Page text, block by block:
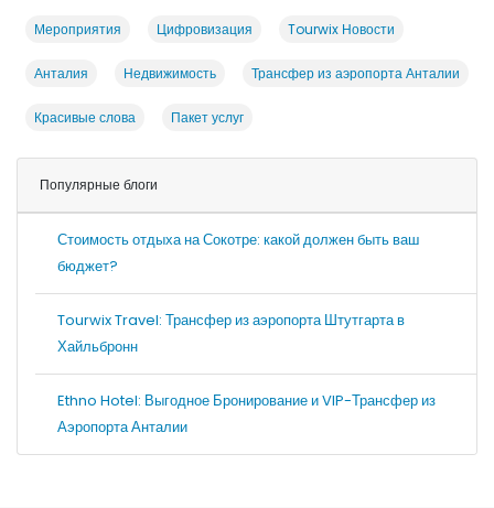
Мероприятия Цифровизация Tourwix Новости
Анталия Недвижимость Трансфер из аэропорта Анталии
Красивые слова Пакет услуг
Популярные блоги
Стоимость отдыха на Сокотре: какой должен быть ваш
бюджет?
Tourwix Travel: Трансфер из аэропорта Штутгарта в
Хайльбронн
Ethno Hotel: Выгодное Бронирование и VIP-Трансфер из
Аэропорта Анталии